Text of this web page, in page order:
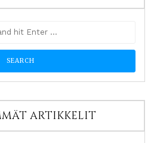
ARTIKKELIT